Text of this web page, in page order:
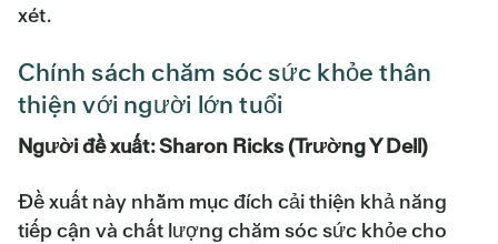
xét.
Chính sách chăm sóc sức khỏe thân
thiện với người lớn tuổi
Người đề xuất: Sharon Ricks (Trường Y Dell)
Đề xuất này nhằm mục đích cải thiện khả năng
tiếp cận và chất lượng chăm sóc sức khỏe cho